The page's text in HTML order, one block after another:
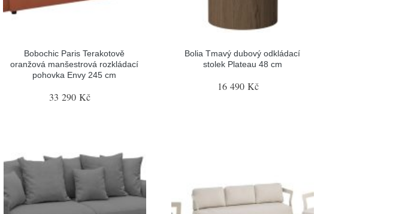
Bobochic Paris Terakotově
oranžová manšestrová rozkládací
pohovka Envy 245 cm
33 290 Kč
Bolia Tmavý dubový odkládací
stolek Plateau 48 cm
16 490 Kč